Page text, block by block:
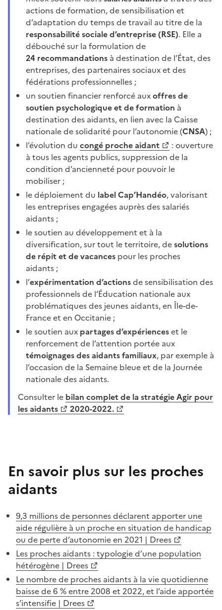
actions de formation, de sensibilisation et
d’adaptation du temps de travail au titre de la
responsabilité sociale d’entreprise (RSE). Elle a
débouché sur la formulation de
24 recommandations à destination de l’État, des
entreprises, des partenaires sociaux et des
fédérations professionnelles ;
un soutien financier renforcé auxoffres de
soutien psychologique et de formation à
destination des aidants, en lien avec la Caisse
nationale de solidarité pour l’autonomie (CNSA) ;
l’évolution du congé proche aidant
: ouverture
à tous les agents publics, suppression de la
condition d’ancienneté pour pouvoir le
mobiliser ;
le déploiement du label Cap’Handéo, valorisant
les entreprises engagées auprès des salariés
aidants ;
le soutien au développement et à la
diversification, sur tout le territoire, desolutions
de répit et de vacances pour les proches
aidants ;
l’expérimentation d’actionsde sensibilisation des
professionnels de l’Éducation nationale aux
problématiques des jeunes aidants, en Île-de-
France et en Occitanie ;
le soutien aux partages d’expérienceset le
renforcement de l’attention portée aux
témoignages des aidants familiaux, par exemple à
l’occasion de la Semaine bleue et de la Journée
nationale des aidants.
Consulter le bilan complet de la stratégie Agir pour
les aidants
2020-2022.
En savoir plus sur les proches
aidants
9,3 millions de personnes déclarent apporter une
aide régulière à un proche en situation de handicap
ou de perte d’autonomie en 2021 | Drees
Les proches aidants : typologie d’une population
hétérogène | Drees
Le nombre de proches aidants à la vie quotidienne
baisse de 6 % entre 2008 et 2022, et l’aide apportée
s’intensifie | Drees